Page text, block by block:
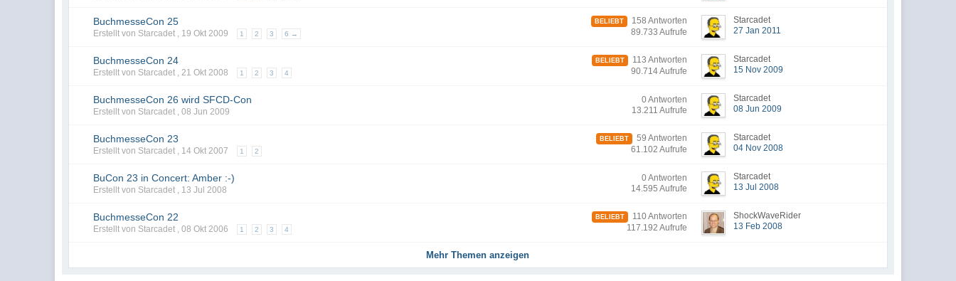
BuchmesseCon 25
Erstellt von Starcadet , 19 Okt 2009 1 2 3 6 →
BELIEBT
158 Antworten
89.733 Aufrufe
Starcadet
27 Jan 2011
BuchmesseCon 24
Erstellt von Starcadet ,21 Okt 2008 1 2 3 4
BELIEBT
113 Antworten
90.714 Aufrufe
Starcadet
15 Nov 2009
BuchmesseCon 26 wird SFCD-Con
Erstellt von Starcadet ,08 Jun 2009
0 Antworten
13.211 Aufrufe
Starcadet
08 Jun 2009
BuchmesseCon 23
Erstellt von Starcadet , 14 Okt 2007 1 2
BELIEBT
59 Antworten
61.102 Aufrufe
Starcadet
04 Nov 2008
BuCon 23 in Concert: Amber :-)
Erstellt von Starcadet , 13 Jul 2008
0 Antworten
14.595 Aufrufe
Starcadet
13 Jul 2008
BuchmesseCon 22
Erstellt von Starcadet ,08 Okt 2006 1 2 3 4
BELIEBT
110 Antworten
117.192 Aufrufe
ShockWaveRider
13 Feb 2008
Mehr Themen anzeigen